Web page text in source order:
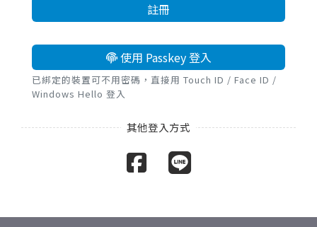
註冊
使用 Passkey 登入
已綁定的裝置可不用密碼，直接用 Touch ID / Face ID /
Windows Hello 登入